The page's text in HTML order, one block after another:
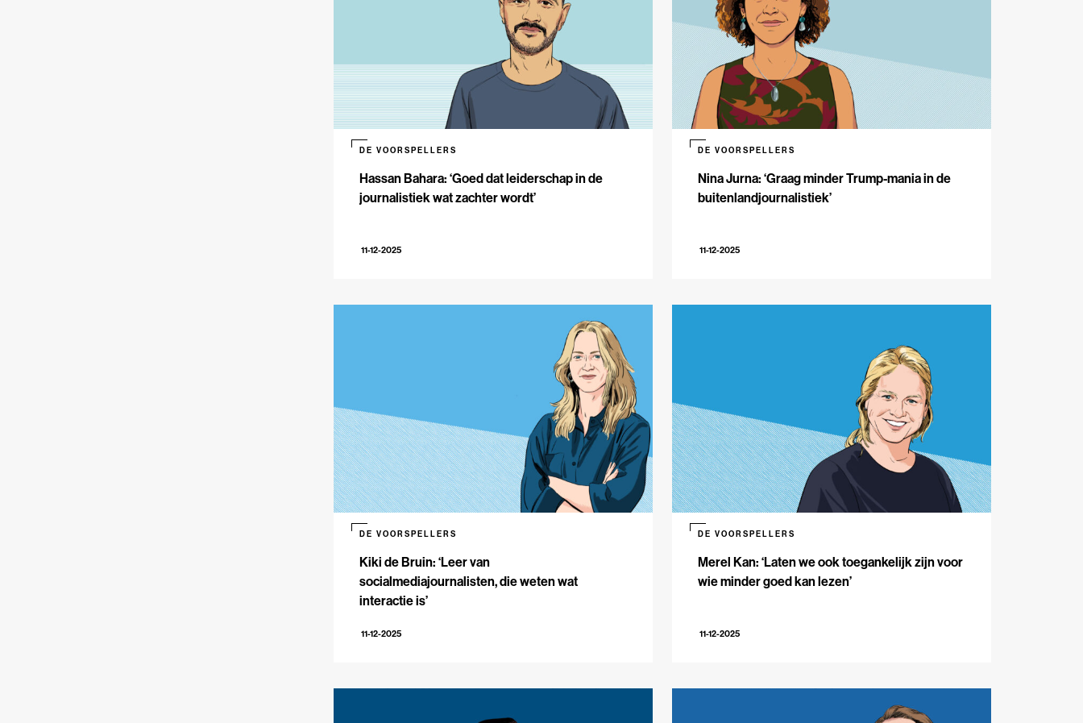
Hassan Bahara: ‘Goed dat leiderschap in de
journalistiek wat zachter wordt’
DE VOORSPELLERS
11-12-2025
Nina Jurna: ‘Graag minder Trump-mania in de
buitenlandjournalistiek’
DE VOORSPELLERS
11-12-2025
Kiki de Bruin: ‘Leer van
socialmediajournalisten, die weten wat
interactie is’
DE VOORSPELLERS
11-12-2025
Merel Kan: ‘Laten we ook toegankelijk zijn voor
wie minder goed kan lezen’
DE VOORSPELLERS
11-12-2025